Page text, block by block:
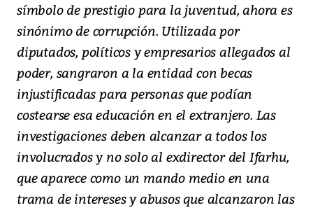
símbolo de prestigio para la juventud, ahora es
sinónimo de corrupción. Utilizada por
diputados, políticos y empresarios allegados al
poder, sangraron a la entidad con becas
injustificadas para personas que podían
costearse esa educación en el extranjero. Las
investigaciones deben alcanzar a todos los
involucrados y no solo al exdirector del Ifarhu,
que aparece como un mando medio en una
trama de intereses y abusos que alcanzaron las